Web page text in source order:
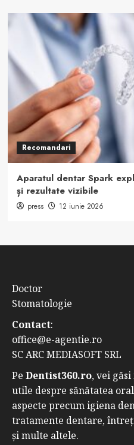
Recomandari
Aparatul dentar Spark
și rezultate vizibile
press 12 iunie 2026
Doctor
Stomatologie
Contact:
office@e-agentie.ro
SC ARC MEDIASOFT SRL
Pe Dentist360.ro, vei
utile despre sănătatea
aspecte precum igiena
tratamente dentare,
și multe altele.